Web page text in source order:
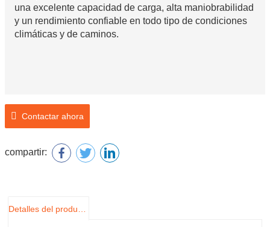
una excelente capacidad de carga, alta maniobrabilidad
y un rendimiento confiable en todo tipo de condiciones
climáticas y de caminos.
Contactar ahora
compartir: